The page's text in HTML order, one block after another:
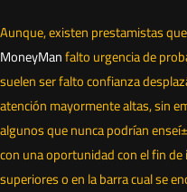
Aunque, existen prestamistas
MoneyManfalto urgencia de
suelen ser falto confianza
atención mayormente altas, sin
algunos que nunca podrían
con una oportunidad con el fin
superiores o en la barra cual se